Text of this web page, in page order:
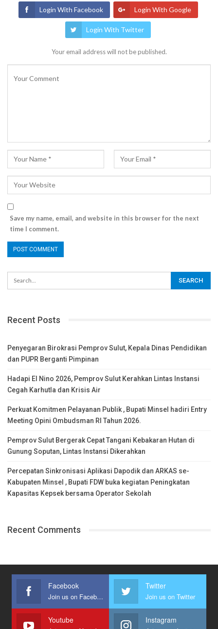
Login With Facebook Login With Google
Login With Twitter
Your email address will not be published.
Save my name, email, and website in this browser for the next
time I comment.
Recent Posts
Penyegaran Birokrasi Pemprov Sulut, Kepala Dinas Pendidikan
dan PUPR Berganti Pimpinan
Hadapi El Nino 2026, Pemprov Sulut Kerahkan Lintas Instansi
Cegah Karhutla dan Krisis Air
Perkuat Komitmen Pelayanan Publik , Bupati Minsel hadiri Entry
Meeting Opini Ombudsman RI Tahun 2026.
Pemprov Sulut Bergerak Cepat Tangani Kebakaran Hutan di
Gunung Soputan, Lintas Instansi Dikerahkan
Percepatan Sinkronisasi Aplikasi Dapodik dan ARKAS se-
Kabupaten Minsel , Bupati FDW buka kegiatan Peningkatan
Kapasitas Kepsek bersama Operator Sekolah
Recent Comments
Facebook
Join us on Facebook
Twitter
Join us on Twitter
Youtube Instagram